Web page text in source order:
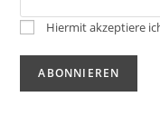
Hiermit akzeptiere